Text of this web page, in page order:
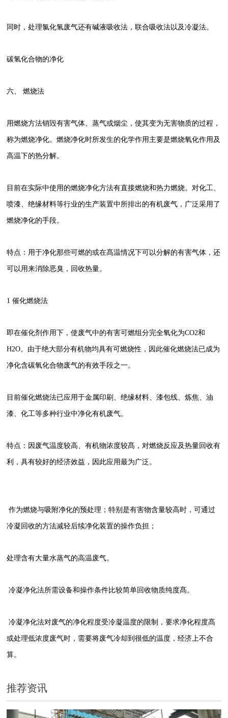
同时，处理氯化氢废气还有碱液吸收法，联合吸收法以及冷凝法。
碳氢化合物的净化
六、 燃烧法
用燃烧方法销毁有害气体、蒸气或烟尘，使其变为无害物质的过程，
称为燃烧净化。燃烧净化时所发生的化学作用主要是燃烧氧化作用及
高温下的热分解。
目前在实际中使用的燃烧净化方法有直接燃烧和热力燃烧。对化工、
喷漆、绝缘材料等行业的生产装置中所排出的有机废气，广泛采用了
燃烧净化的手段。
特点：用于净化那些可燃的或在髙温情况下可以分解的有害气体，还
可以用来消除恶臭，回收热量。
1 催化燃烧法
即在催化剂作用下，使废气中的有害可燃组分完全氧化为CO2和
H2O。由于绝大部分有机物均具有可燃烧性，因此催化燃烧法已成为
净化含碳氧化合物废气的有效手段之一。
目前催化燃烧法已应用于金属印刷、绝缘材料、漆包线、炼焦、油
漆、化工等多种行业中净化有机废气。
特点：因废气温度较高、有机物浓度较髙，对燃烧反应及热量回收有
利，具有较好的经济效益，因此应用最为广泛。
作为燃烧与吸附净化的预处理；特别是有害物含量较高时，可通过
冷凝回收的方法减轻后续净化装置的操作负担；
处理含有大量水蒸气的高温废气。
冷凝净化法所需设备和操作条件比较简单回收物质纯度髙。
冷凝净化法对废气的净化程度受冷凝温度的限制，要求净化程度髙
或处理低浓度废气时，需要将废气冷却到很低的温度，经济上不合
算。
推荐资讯